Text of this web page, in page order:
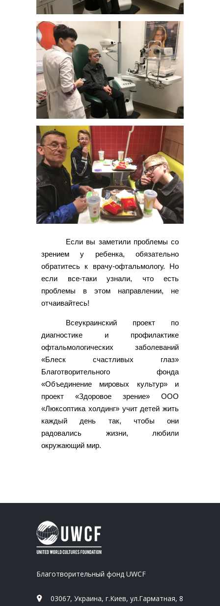
Если вы заметили проблемы со
зрением у ребенка, обязательно
обратитесь к врачу-офтальмологу. Но
если все-таки узнали, что есть
проблемы в этом направлении, не
отчаивайтесь!
Всеукраинский проект по
диагностике и профилактике
офтальмологических заболеваний
«Блеск счастливых глаз»
Благотворительного фонда
«Объединение мировых культур» и
проект «Здоровое зрение» ООО
«Люксоптика холдинг» учит детей жить
каждый день так, чтобы они
радовались жизни, любили
окружающий мир.
Благотворительный фонд UWCF
03067, Украина, г.Киев, ул.Гарматная, 8